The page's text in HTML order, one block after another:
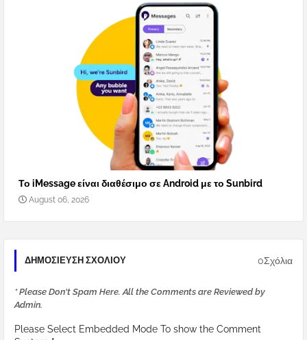
Το iMessage είναι διαθέσιμο σε Android με το Sunbird
August 06, 2026
ΔΗΜΟΣΊΕΥΣΗ ΣΧΟΛΊΟΥ 0Σχόλια
* Please Don't Spam Here. All the Comments are Reviewed by
Admin.
Please Select Embedded Mode To show the Comment